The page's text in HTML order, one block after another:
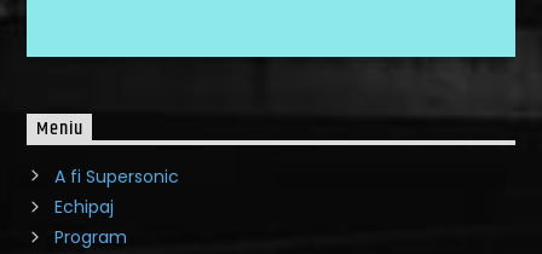
Meniu
A fi Supersonic
Echipaj
Program